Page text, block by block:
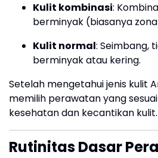
Kulit kombinasi:
berminyak (biasanya
Kulit normal: Seimbang,
berminyak atau kering.
Setelah mengetahui jenis kulit
memilih perawatan yang
kesehatan dan kecantikan kulit.
Rutinitas Dasar